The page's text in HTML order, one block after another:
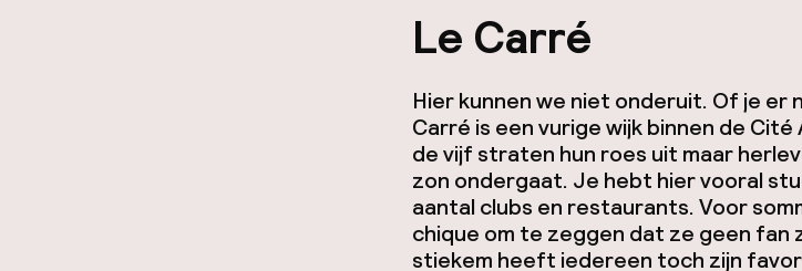
Le Carré
Hier kunnen we niet onderuit. Of je er
Carré is een vurige wijk binnen de
de vijf straten hun roes uit maar
zon ondergaat. Je hebt hier vooral
aantal clubs en restaurants. Voor
chique om te zeggen dat ze geen fan
stiekem heeft iedereen toch zijn